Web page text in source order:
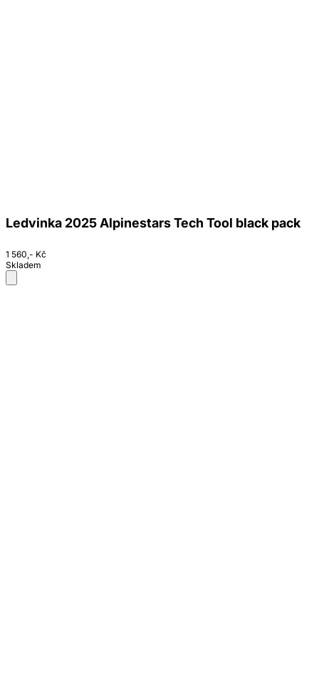
Ledvinka 2025 Alpinestars Tech Tool black pack
1 560,- Kč
Skladem